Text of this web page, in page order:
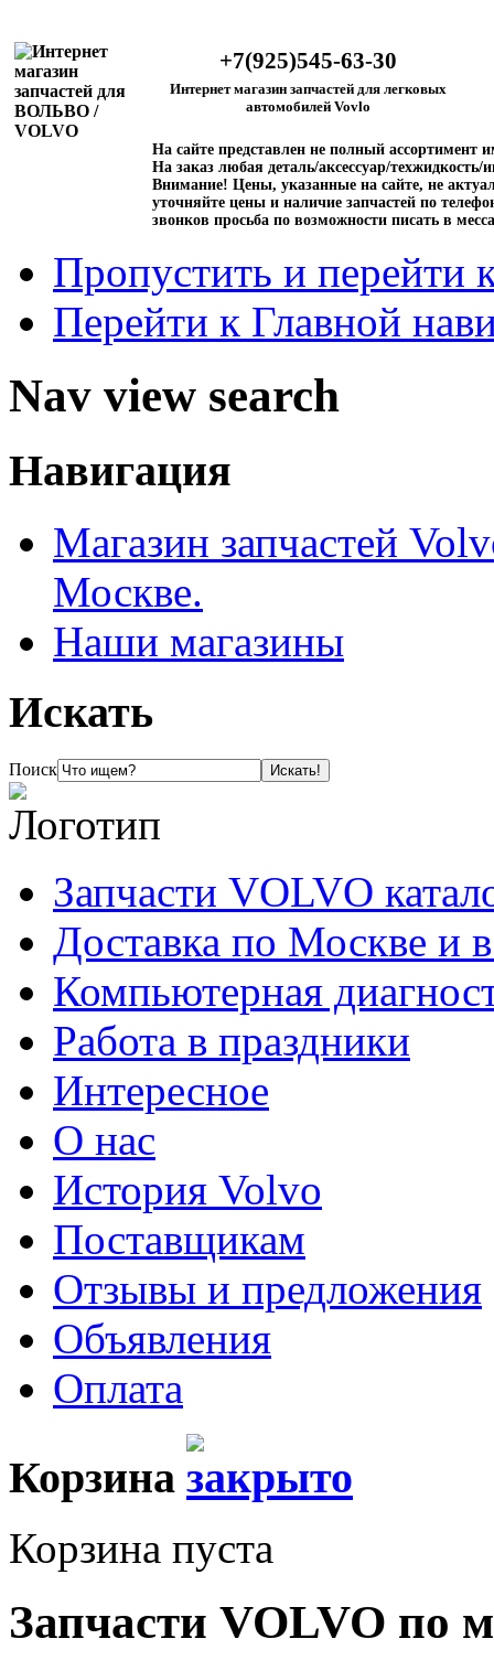
+7(925)545-63-30
Интернет магазин запчастей для легковых
автомобилей Vovlo
На сайте представлен не полный ассортимент
На заказ любая деталь/аксессуар/техжидкость/
Внимание! Цены, указанные на сайте, не
уточняйте цены и наличие запчастей по
звонков просьба по возможности писать в
Пропустить и перейти
Перейти к Главной
Nav view search
Навигация
Магазин запчастей
Москве.
Наши магазины
Искать
Поиск
Запчасти VOLVO
Доставка по Москве и
Компьютерная
Работа в праздники
Интересное
О нас
История Volvo
Поставщикам
Отзывы и предложения
Объявления
Оплата
Корзина
Корзина пуста
Запчасти VOLVO по